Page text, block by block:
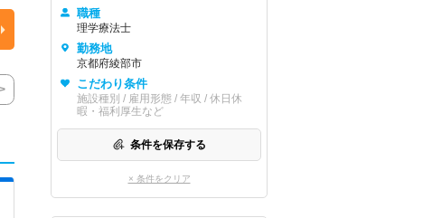
職種
理学療法士
勤務地
京都府綾部市
こだわり条件
施設種別 / 雇用形態 / 年収 / 休日休
暇・福利厚生など
条件を保存する
× 条件をクリア